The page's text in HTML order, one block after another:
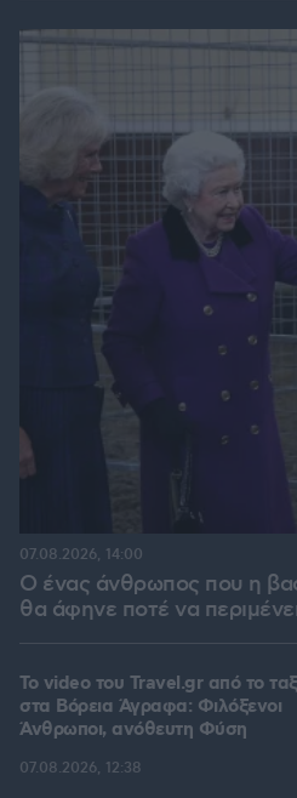
Ο ένας άνθρωπος που η
θα άφηνε ποτέ να
07.08.2026, 14:00
To video του Travel.gr από το
στα Βόρεια Άγραφα: Φιλόξενοι
Άνθρωποι, ανόθευτη Φύση
07.08.2026, 12:38